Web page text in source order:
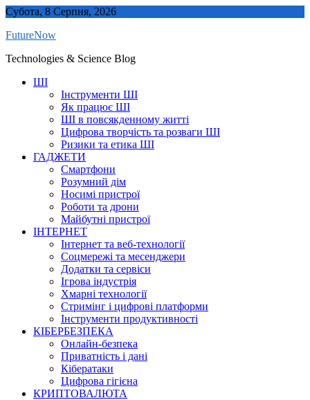
Skip
content
Субота, 8 Серпня, 2026
FutureNow
Technologies & Science Blog
ШІ
Інструменти ШІ
Як працює ШІ
ШІ в повсякденному житті
Цифрова творчість та розваги ШІ
Ризики та етика ШІ
ГАДЖЕТИ
Смартфони
Розумний дім
Носимі пристрої
Роботи та дрони
Майбутні пристрої
ІНТЕРНЕТ
Інтернет та веб-технології
Соцмережі та месенджери
Додатки та сервіси
Ігрова індустрія
Хмарні технології
Стримінг і цифрові платформи
Інструменти продуктивності
КІБЕРБЕЗПЕКА
Онлайн-безпека
Приватність і дані
Кібератаки
Цифрова гігієна
КРИПТОВАЛЮТА